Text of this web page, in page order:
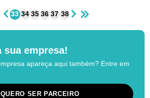
33 34 35 36 37 38
sua empresa!
apareça aqui também? Entre em
QUERO SER PARCEIRO